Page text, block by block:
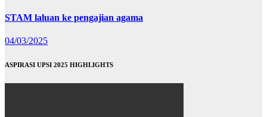
STAM laluan ke pengajian agama
04/03/2025
ASPIRASI UPSI 2025 HIGHLIGHTS